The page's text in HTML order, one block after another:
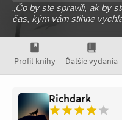
„Čo by ste spravili, ak by
čas, kým vám stihne
Profil knihy Ďalšie vydania
Richdark